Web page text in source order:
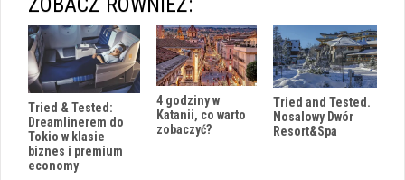
Tried & Tested:
Dreamlinerem do
Tokio w klasie
biznes i premium
economy
4 godziny w
Katanii, co warto
zobaczyć?
Tried and Tested.
Nosalowy Dwór
Resort&Spa